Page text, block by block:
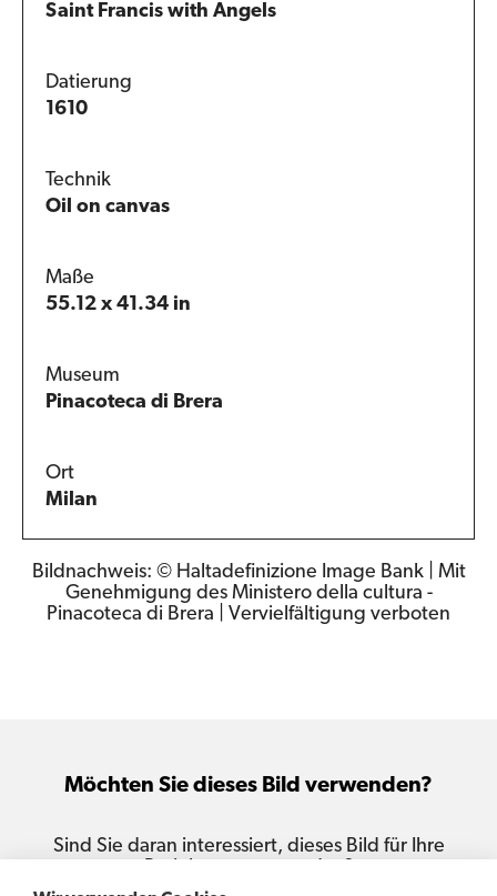
Saint Francis with Angels
Datierung
1610
Technik
Oil on canvas
Maße
55.12 x 41.34 in
Museum
Pinacoteca di Brera
Ort
Milan
Bildnachweis: © Haltadefinizione Image Bank | Mit
Genehmigung des Ministero della cultura -
Pinacoteca di Brera | Vervielfältigung verboten
Möchten Sie dieses Bild verwenden?
Sind Sie daran interessiert, dieses Bild für Ihre